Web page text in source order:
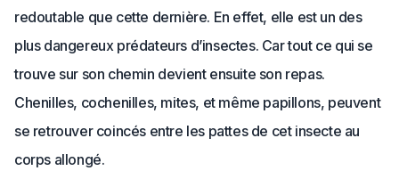
redoutable que cette dernière. En effet, elle est un des
plus dangereux prédateurs d’insectes. Car tout ce qui se
trouve sur son chemin devient ensuite son repas.
Chenilles, cochenilles, mites, et même papillons, peuvent
se retrouver coincés entre les pattes de cet insecte au
corps allongé.